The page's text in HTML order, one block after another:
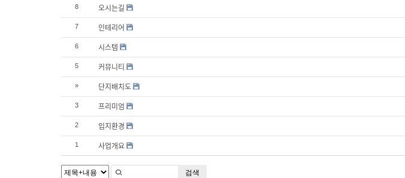
8 오시는길
7 인테리어
6 시스템
5 커뮤니티
» 단지배치도
3 프리미엄
2 입지환경
1 사업개요
검색